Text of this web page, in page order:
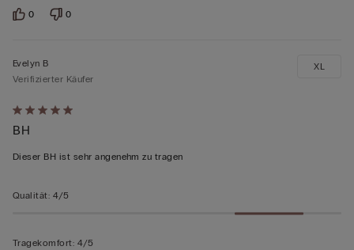
0 0
Mit
5
von
bewertet
Evelyn B
Verifizierter Käufer
BH
Dieser BH ist sehr angenehm zu tragen
XL
Qualität: 4/5
Tragekomfort: 4/5